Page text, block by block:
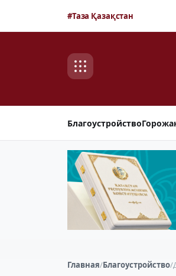
#Таза Қазақстан
Благоустройство
Главная/Благоустройство/